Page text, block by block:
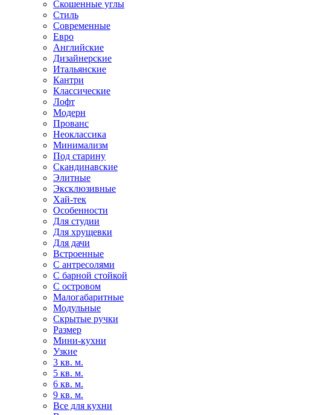
Скошенные углы
Стиль
Современные
Евро
Английские
Дизайнерские
Итальянские
Кантри
Классические
Лофт
Модерн
Прованс
Неоклассика
Минимализм
Под старину
Скандинавские
Элитные
Эксклюзивные
Хай-тек
Особенности
Для студии
Для хрущевки
Для дачи
Встроенные
С антресолями
С барной стойкой
С островом
Малогабаритные
Модульные
Скрытые ручки
Размер
Мини-кухни
Узкие
3 кв. м.
5 кв. м.
6 кв. м.
9 кв. м.
Все для кухни